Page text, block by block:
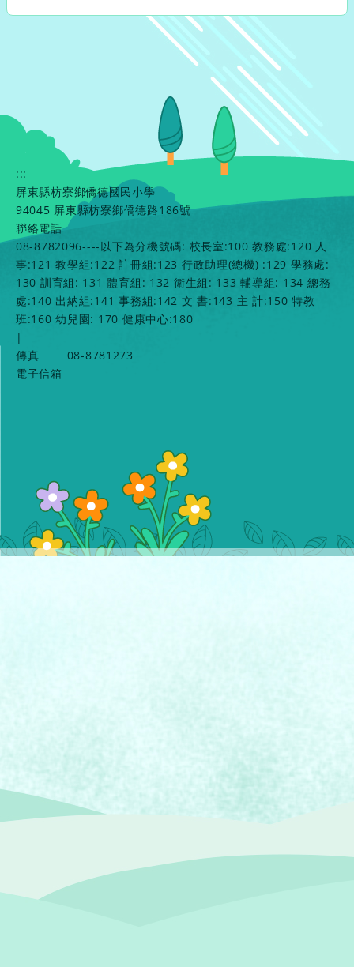
:::
屏東縣枋寮鄉僑德國民小學
94045 屏東縣枋寮鄉僑德路186號
聯絡電話
08-8782096----以下為分機號碼: 校長室:100 教務處:120 人
事:121 教學組:122 註冊組:123 行政助理(總機) :129 學務處:
130 訓育組: 131 體育組: 132 衛生組: 133 輔導組: 134 總務
處:140 出納組:141 事務組:142 文 書:143 主 計:150 特教
班:160 幼兒園: 170 健康中心:180
|
傳真
08-8781273
電子信箱